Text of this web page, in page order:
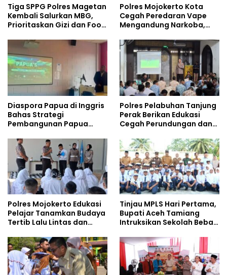
Tiga SPPG Polres Magetan
Kembali Salurkan MBG,
Prioritaskan Gizi dan Food
Polres Mojokerto Kota
Cegah Peredaran Vape
Mengandung Narkoba,
Kalangan Remaja
Diaspora Papua di Inggris
Bahas Strategi
Pembangunan Papua
Doktoral Internasional
Polres Pelabuhan Tanjung
Perak Berikan Edukasi
Cegah Perundungan dan
kepada Pelajar MPLS
Polres Mojokerto Edukasi
Pelajar Tanamkan Budaya
Tertib Lalu Lintas dan
Tinjau MPLS Hari Pertama,
Bupati Aceh Tamiang
Intruksikan Sekolah Bebas